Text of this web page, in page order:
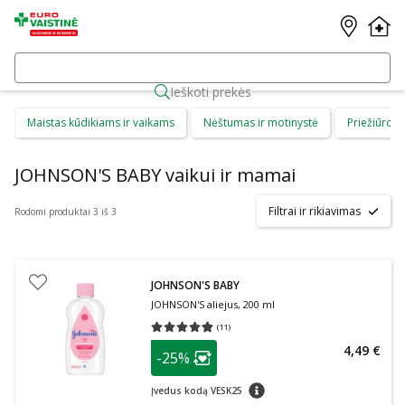
Ieškoti prekės
Maistas kūdikiams ir vaikams Nėštumas ir motinystė Priežiūros
JOHNSON'S BABY vaikui ir mamai
Rodomi produktai 3 iš 3 Filtrai ir rikiavimas
JOHNSON'S BABY
JOHNSON'S aliejus, 200 ml
(11)
Vidutinis įvertinimas 4.82
patarimas
Lojalumo klubo narių nuolaida
-25%
Įvedus kodą VESK25 patarimas
4,49 €